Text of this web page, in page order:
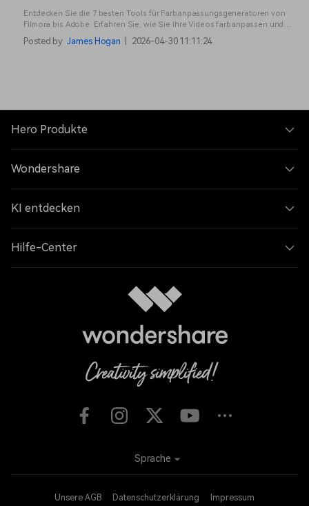
Entdecken Sie die 7 besten Tools für Farbanpassungsgeneratoren von
Filmora bis Adobe. Erfahren Sie, wie Sie Ihre Videos farbanpassen und
farbkorrigieren können.
Posted by James Hogan 2026-04-30 11:11:24
Hero Produkte
Wondershare
KI entdecken
Hilfe-Center
Unsere AGB Datenschutzerklärung Impressum
Sprache